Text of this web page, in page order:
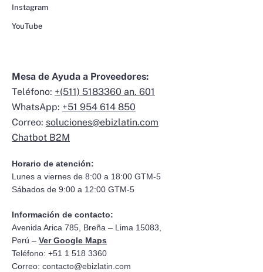
Instagram
YouTube
Mesa de Ayuda a Proveedores:
Teléfono: +(511) 5183360 an. 601
WhatsApp: +51 954 614 850
Correo: soluciones@ebizlatin.com
Chatbot B2M
Horario de atención:
Lunes a viernes de 8:00 a 18:00 GTM-5
Sábados de 9:00 a 12:00 GTM-5
Información de contacto:
Avenida Arica 785, Breña – Lima 15083,
Perú – Ver Google Maps
Teléfono: +51 1 518 3360
Correo: contacto@ebizlatin.com